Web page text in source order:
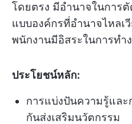
โดยตรง มีอำนาจในการ
แบบองค์กรที่อำนาจไหลเ
พนักงานมีอิสระในการทำ
ประโยชน์หลัก:
การแบ่งปันความรู้แล
กันส่งเสริมนวัตกรรม